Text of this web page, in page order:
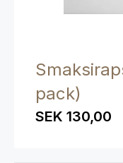
pack)
SEK 130,00